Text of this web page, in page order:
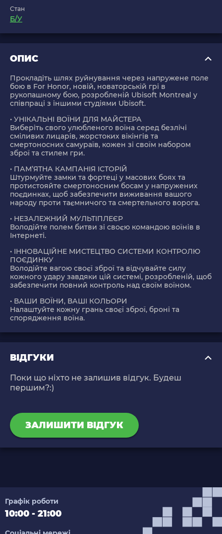
Стан
Б/У
ОПИС
Прокладіть шлях руйнування через напружене поле
бою в For Honor, новій, новаторській грі в
рукопашному бою, розробленій Ubisoft Montreal у
співпраці з іншими студіями Ubisoft.
• УНІКАЛЬНІ ВОЇНИ ДЛЯ МАЙСТЕРА
Виберіть свого улюбленого воїна серед безлічі
сміливих лицарів, жорстоких вікінгів та
смертоносних самураїв, кожен зі своїм набором
зброї та стилем гри.
• ПАМ’ЯТНА КАМПАНІЯ ІСТОРІЙ
Штурмуйте замки та фортеці у масових боях та
протистояйте смертоносним босам у напружених
поєдинках, щоб забезпечити виживання вашого
народу проти таємничого та смертельного ворога.
• НЕЗАЛЕЖНИЙ МУЛЬТІПЛЕЄР
Володійте полем битви зі своєю командою воїнів в
Інтернеті.
• ІННОВАЦІЙНЕ МИСТЕЦТВО СИСТЕМИ КОНТРОЛЮ
ПОЄДИНКУ
Володійте вагою своєї зброї та відчувайте силу
кожного удару завдяки цій системі, розробленій, щоб
забезпечити повний контроль над своїм воїном.
• ВАШИ ВОЇНИ, ВАШІ КОЛЬОРИ
Налаштуйте кожну грань своєї зброї, броні та
спорядження воїна.
ВІДГУКИ
Поки що ніхто не залишив відгук. Будеш
першим?:)
ЗАЛИШИТИ ВІДГУК
Графік роботи
10:00 - 21:00